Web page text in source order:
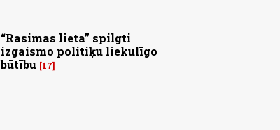
“Rasimas lieta” spilgti
izgaismo politiķu liekulīgo
būtību 17